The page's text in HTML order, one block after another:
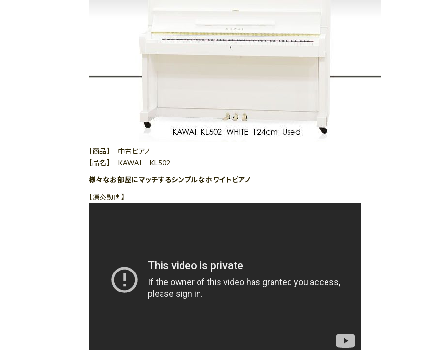
【商品】 中古ピアノ
【品名】 KAWAI KL502
様々なお部屋にマッチするシンプルなホワイトピアノ
【演奏動画】